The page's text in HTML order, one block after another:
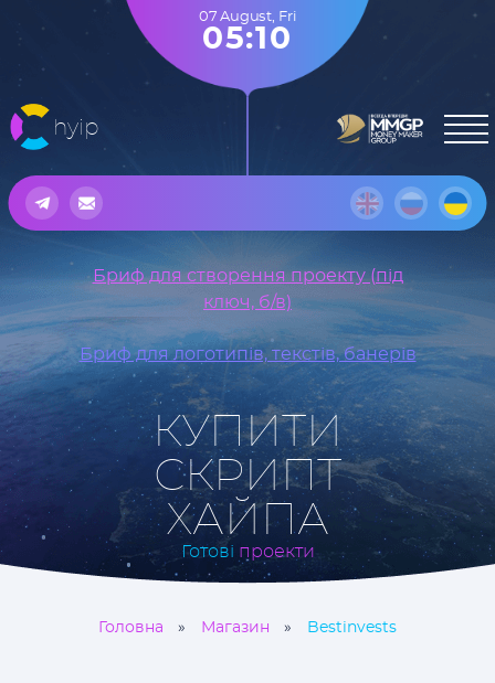
hyip
07 August, Fri
05:10
Бриф для створення проекту (під
ключ, б/в)
Бриф для логотипів, текстів, банерів
КУПИТИ
СКРИПТ
ХАЙПА
Готові проекти
Головна Магазин Bestinvests